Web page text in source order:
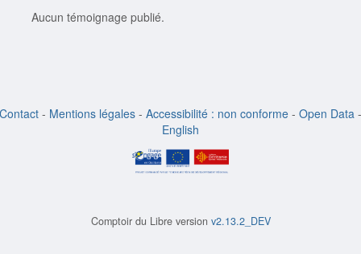
Aucun témoignage publié.
Contact - Mentions légales - Accessibilité : non conforme - Open Data -
English
Comptoir du Libre version v2.13.2_DEV